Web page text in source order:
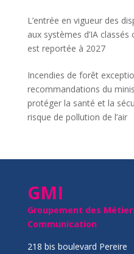
L’entrée en vigueur des
aux systèmes d’IA
est reportée à 2027
Incendies de forêt
recommandations du
protéger la santé et la
risque de pollution de l’air
GMI
Groupement des
Communication
218 bis boulevard Pereire